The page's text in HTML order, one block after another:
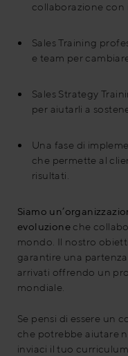
collaborazione con
Sales Training
e team per
Sales Strategy
per aiutarli a
Una fase di
che permette al
risultati.
Siamo
evoluzione che
mondo. Il nostro
garantire una
arrivati offrendo un
mondiale.
Se pensi di essere un
che potrebbe aiutare
inviaci il tuo